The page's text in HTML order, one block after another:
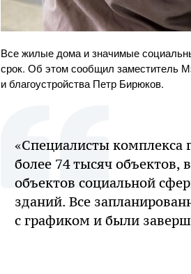
Все жилые дома и значимые
срок. Об этом сообщил заместитель
и благоустройства Петр Бирюков.
«Специалисты комплекса
более 74 тысяч
объектов социальной
зданий. Все
с графиком и были